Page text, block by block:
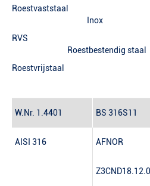
Inox
Roestbestendig staal
Roestvrijstaal
W.Nr. 1.4401 BS 316S11
AISI 316 AFNOR